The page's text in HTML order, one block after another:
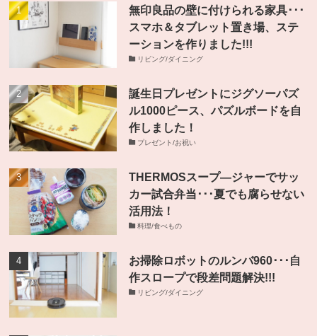
無印良品の壁に付けられる家具･･･
スマホ＆タブレット置き場、ステ
ーションを作りました!!!
リビング/ダイニング
誕生日プレゼントにジグソーパズ
ル1000ピース、パズルボードを自
作しました！
プレゼント/お祝い
THERMOSスープ―ジャーでサッ
カー試合弁当･･･夏でも腐らせない
活用法！
料理/食べもの
お掃除ロボットのルンバ960･･･自
作スロープで段差問題解決!!!
リビング/ダイニング